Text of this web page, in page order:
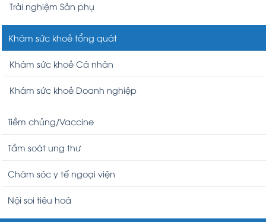
Trải nghiệm Sản phụ
Khám sức khoẻ tổng quát
Khám sức khoẻ Cá nhân
Khám sức khoẻ Doanh nghiệp
Tiềm chủng/Vaccine
Tầm soát ung thư
Chăm sóc y tế ngoại viện
Nội soi tiêu hoá